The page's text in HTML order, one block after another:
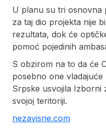
U planu su tri osnovna
za taj dio projekta nije
rezultata, dok će
pomoć pojedinih
S obzirom na to da će
posebno one
Srpske usvojila Izborni
svojoj teritoriji.
nezavisne.com